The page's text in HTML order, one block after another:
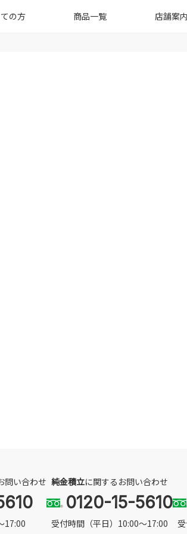
の方 商品一覧 店舗案内
問い合わせ
17:00
純金積立に関するお問い合わせ
0120-15-5610
受付時間（平日）10:00～17:00